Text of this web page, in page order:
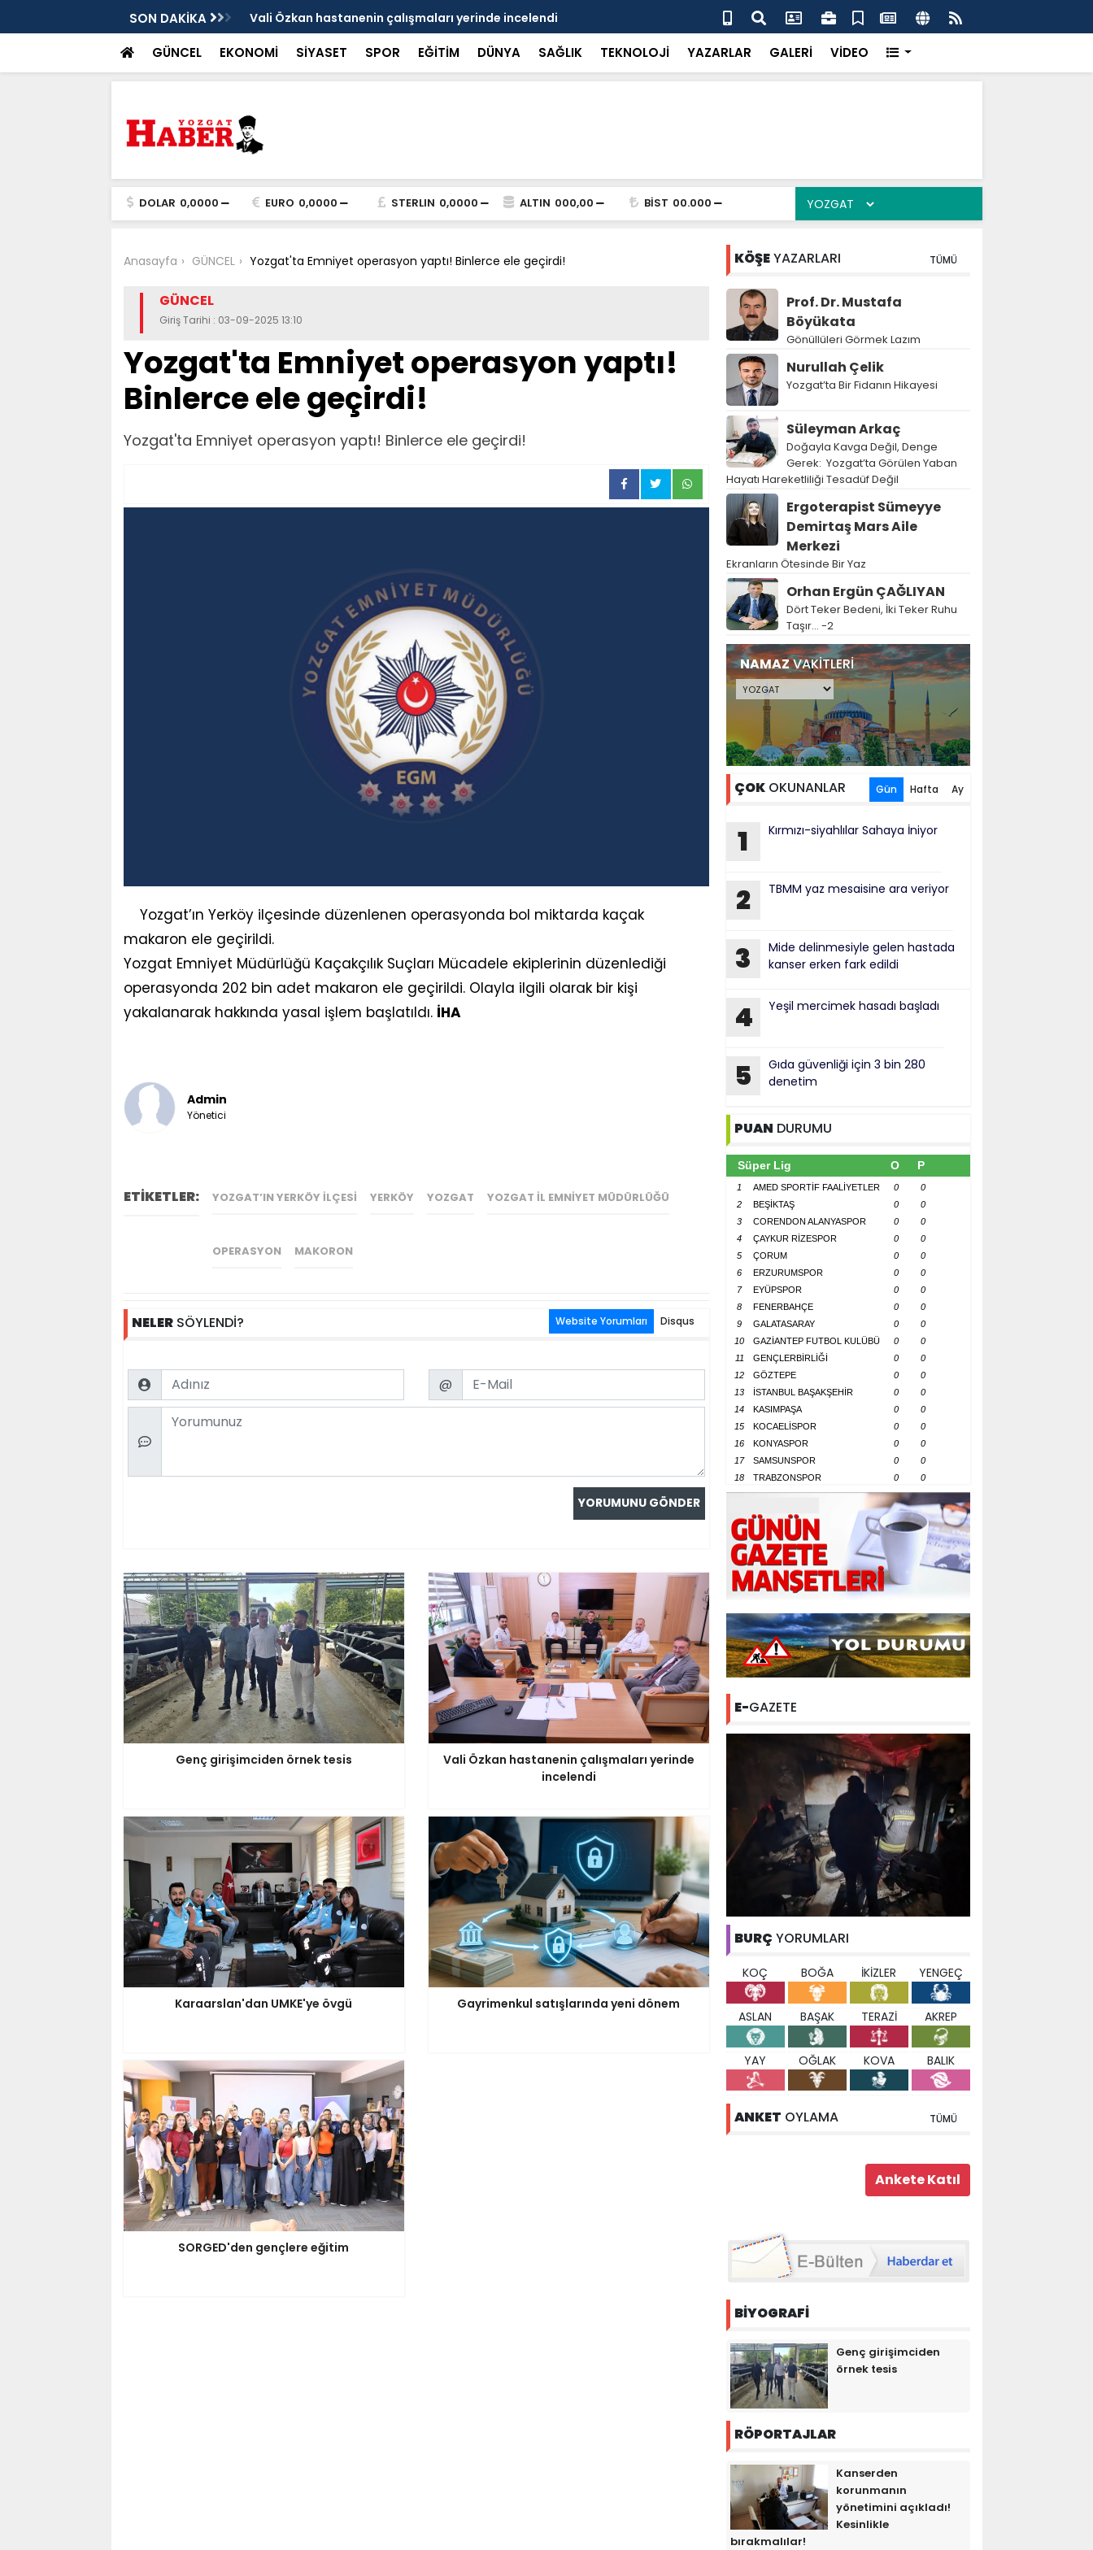
SON DAKİKA Vali Özkan hastanenin çalışmaları yerinde incelendi Karaarslan'dan UMKE'ye övgü
GÜNCEL EKONOMİ SİYASET SPOR EĞİTİM DÜNYA SAĞLIK TEKNOLOJİ YAZARLAR GALERİ VİDEO
DOLAR 0,0000 EURO 0,0000 STERLIN 0,0000 ALTIN 000,00 BİST 00.000
Anasayfa GÜNCEL Yozgat'ta Emniyet operasyon yaptı! Binlerce ele geçirdi!
GÜNCEL
Giriş Tarihi : 03-09-2025 13:10
Yozgat'ta Emniyet operasyon yaptı!
Binlerce ele geçirdi!
Yozgat'ta Emniyet operasyon yaptı! Binlerce ele geçirdi!
Yozgat’ın Yerköy ilçesinde düzenlenen operasyonda bol miktarda kaçak
makaron ele geçirildi.
Yozgat Emniyet Müdürlüğü Kaçakçılık Suçları Mücadele ekiplerinin düzenlediği
operasyonda 202 bin adet makaron ele geçirildi. Olayla ilgili olarak bir kişi
yakalanarak hakkında yasal işlem başlatıldı. İHA
Admin
Yönetici
ETİKETLER: YOZGAT’IN YERKÖY ILÇESI YERKÖY YOZGAT YOZGAT İL EMNIYET MÜDÜRLÜĞÜ
OPERASYON MAKORON
NELERSÖYLENDİ? Website Yorumları Disqus
Name Email
@
Comment
Genç girişimciden örnek tesis
Vali Özkan hastanenin çalışmaları yerinde
incelendi
Karaarslan'dan UMKE'ye övgü Gayrimenkul satışlarında yeni dönem
SORGED'den gençlere eğitim
KÖŞEYAZARLARI TÜMÜ
Prof. Dr. Mustafa
Böyükata
Gönüllüleri Görmek Lazım
Nurullah Çelik
Yozgat’ta Bir Fidanın Hikayesi
Süleyman Arkaç
Doğayla Kavga Değil, Denge
Gerek: Yozgat’ta Görülen Yaban
Hayatı Hareketliliği Tesadüf Değil
Ergoterapist Sümeyye
Demirtaş Mars Aile
Merkezi
Ekranların Ötesinde Bir Yaz
Orhan Ergün ÇAĞLIYAN
Dört Teker Bedeni, İki Teker Ruhu
Taşır… -2
NAMAZVAKİTLERİ
ÇOKOKUNANLAR Gün Hafta Ay
1 Kırmızı-siyahlılar Sahaya İniyor
2 TBMM yaz mesaisine ara veriyor
3
Mide delinmesiyle gelen hastada
kanser erken fark edildi
4 Yeşil mercimek hasadı başladı
5
Gıda güvenliği için 3 bin 280
denetim
PUAN DURUMU
Süper Lig O P
1 AMED SPORTİF FAALİYETLER 0
0
2
BEŞİKTAŞ 0
0
3
CORENDON ALANYASPOR 0
0
4
ÇAYKUR RİZESPOR 0
0
5
ÇORUM 0
0
6
ERZURUMSPOR 0
0
7
EYÜPSPOR 0
0
8
FENERBAHÇE 0
0
9
GALATASARAY 0
0
10
GAZİANTEP FUTBOL KULÜBÜ 0
0
11
GENÇLERBİRLİĞİ 0
0
12
GÖZTEPE 0
0
13
İSTANBUL BAŞAKŞEHİR 0
0
14
KASIMPAŞA 0
0
15
KOCAELİSPOR 0
0
16
KONYASPOR 0
0
17
SAMSUNSPOR 0
0
18
TRABZONSPOR 0 0
E-GAZETE
BURÇ YORUMLARI
KOÇ BOĞA İKİZLER YENGEÇ
ASLAN BAŞAK TERAZİ AKREP
YAY OĞLAK KOVA BALIK
ANKET OYLAMA TÜMÜ
BİYOGRAFİ
Genç girişimciden
örnek tesis
RÖPORTAJLAR
Kanserden
korunmanın
yönetimini açıkladı!
Kesinlikle
bırakmalılar!